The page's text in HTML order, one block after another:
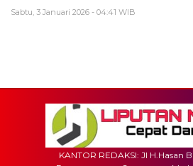
Sabtu, 3 Januari 2026 - 04:41 WIB
KANTOR REDAKSI: Jl H.Hasan